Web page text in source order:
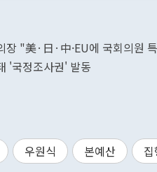
장 "美·日·中·EU에 국회의원
'국정조사권' 발동
우원식 본예산 집